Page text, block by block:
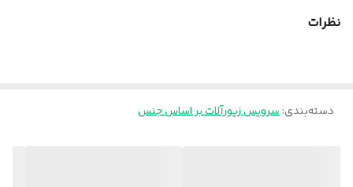
نظرات
دسته‌بندی:سرویس زیورآلات بر اساس جنس